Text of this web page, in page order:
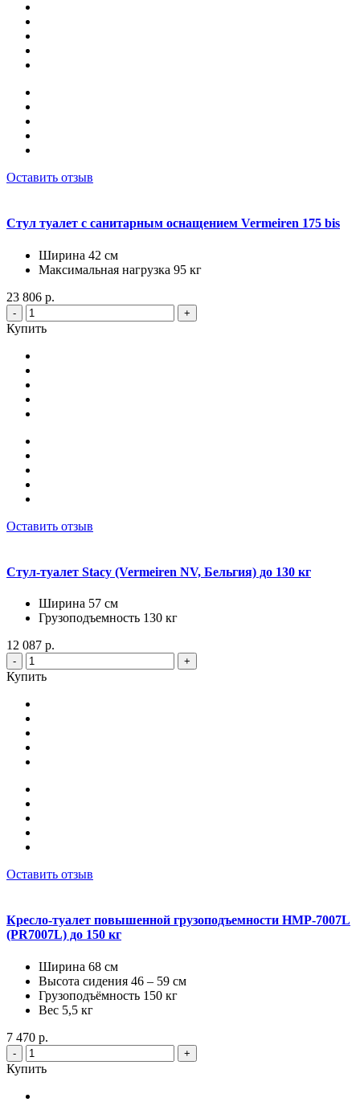
Оставить отзыв
Стул туалет с санитарным оснащением Vermeiren 175 bis
Ширина 42 см
Максимальная нагрузка 95 кг
23 806 р.
- +
Купить
Оставить отзыв
Стул-туалет Stacy (Vermeiren NV, Бельгия) до 130 кг
Ширина 57 см
Грузоподъемность 130 кг
12 087 р.
- +
Купить
Оставить отзыв
Кресло-туалет повышенной грузоподъемности HMP-7007L
(PR7007L) до 150 кг
Ширина 68 см
Высота сидения 46 – 59 см
Грузоподъёмность 150 кг
Вес 5,5 кг
7 470 р.
- +
Купить